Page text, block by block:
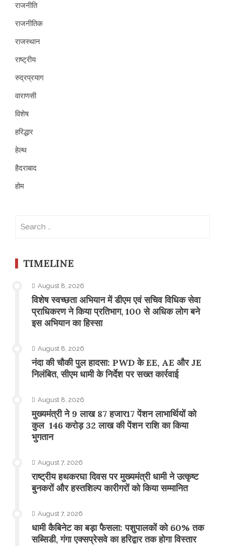
राजनीति
राजनीतिक
राजस्थान
राष्ट्रीय
रुद्रप्रयाग
वाराणसी
विशेष
हरिद्धार
हेल्थ
हैदराबाद
होम
TIMELINE
August 8, 2026
विशेष स्वच्छता अभियान में डीएम एवं सचिव विधिक सेवा
प्राधिकरण ने किया प्रतिभाग, 100 से अधिक लोग बने
इस अभियान का हिस्सा
August 8, 2026
नंदा की चौकी पुल हादसा: PWD के EE, AE और JE
निलंबित, सीएम धामी के निर्देश पर सख्त कार्रवाई
August 8, 2026
मुख्यमंत्री ने 9 लाख 87 हजार17 पेंशन लाभार्थियों को
कुल 146 करोड़ 32 लाख की पेंशन राशि का किया
भुगतान
August 7, 2026
राष्ट्रीय हथकरघा दिवस पर मुख्यमंत्री धामी ने उत्कृष्ट
बुनकरों और हस्तशिल्प कारीगरों को किया सम्मानित
August 7, 2026
​धामी कैबिनेट का बड़ा फैसला: पशुपालकों को 60% तक
सब्सिडी, गंगा एक्सप्रेसवे का हरिद्वार तक होगा विस्तार